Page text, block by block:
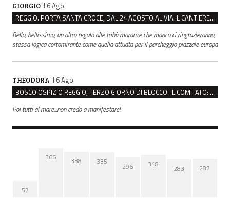
GIORGIO il 6 Ago
REGGIO. PORTA SANTA CROCE, DAL 24 AGOSTO AL VIA IL CANTIERE PER IL NUOVO COLLETTORE FOGNARIO
Bello, bellissimo, un altro regalo alle tribù maranze che manco ci ringrazieranno,
stessa logica cortomirante come quella attuata per il parcheggio piazzale europa
THEODORA il 6 Ago
BOSCO OSPIZIO REGGIO, TERZO GIORNO DI BLOCCO. IL COMITATO: “PRESIDIO FINO A VENERDÌ”
Poi tutti al mare...non credo a manifestare!
57
366 338 335
296 318 283 287